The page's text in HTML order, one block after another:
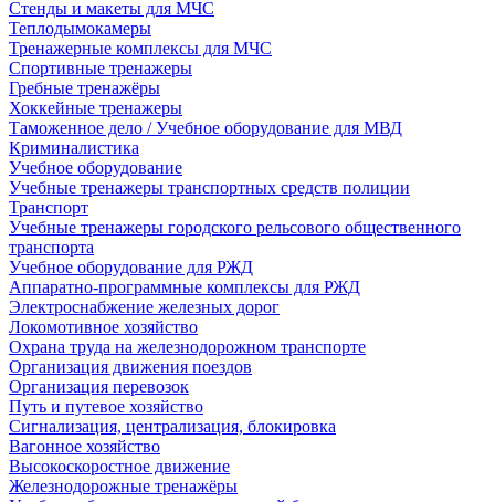
Стенды и макеты для МЧС
Теплодымокамеры
Тренажерные комплексы для МЧС
Спортивные тренажеры
Гребные тренажёры
Хоккейные тренажеры
Таможенное дело / Учебное оборудование для МВД
Криминалистика
Учебное оборудование
Учебные тренажеры транспортных средств полиции
Транспорт
Учебные тренажеры городского рельсового общественного
транспорта
Учебное оборудование для РЖД
Аппаратно-программные комплексы для РЖД
Электроснабжение железных дорог
Локомотивное хозяйство
Охрана труда на железнодорожном транспорте
Организация движения поездов
Организация перевозок
Путь и путевое хозяйство
Сигнализация, централизация, блокировка
Вагонное хозяйство
Высокоскоростное движение
Железнодорожные тренажёры